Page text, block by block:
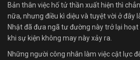
Bản thân việc hố tử thần xuất hiện thì
nữa, nhưng điều kì diệu và tuyệt vời ở đây
Nhật đã đưa ngã tư đường này trở lại
khi sự kiện không may này xảy ra.
Những người công nhân làm việc cật lực